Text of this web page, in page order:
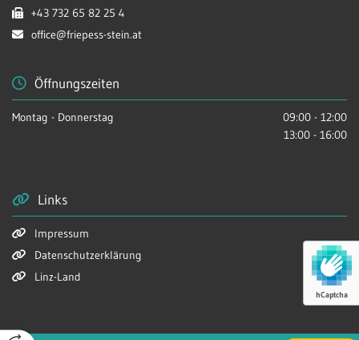
hCaptcha
 +43 732 65 82 25 4
 office@friepess-stein.at
Öffnungszeiten
Montag - Donnerstag
09:00 - 12:00
13:00 - 16:00
 Links
 Impressum
 Datenschutzerklärung
 Linz-Land